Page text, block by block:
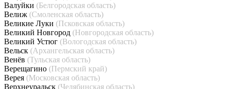
Валуйки (Белгородская область)
Велиж (Смоленская область)
Великие Луки (Псковская область)
Великий Новгород (Новгородская область)
Великий Устюг (Вологодская область)
Вельск (Архангельская область)
Венёв (Тульская область)
Верещагино (Пермский край)
Верея (Московская область)
Верхнеуральск (Челябинская область)